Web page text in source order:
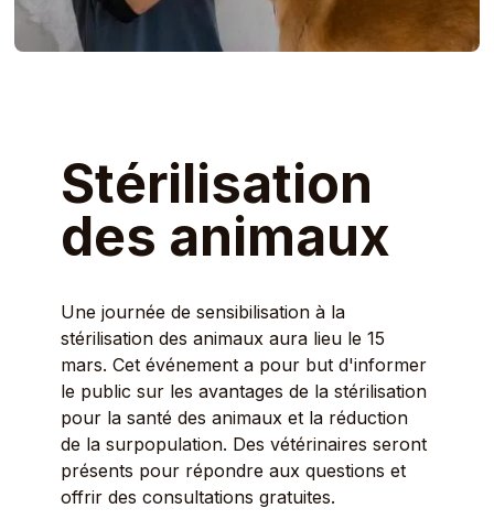
Stérilisation
des animaux
Une journée de sensibilisation à la
stérilisation des animaux aura lieu le 15
mars. Cet événement a pour but d'informer
le public sur les avantages de la stérilisation
pour la santé des animaux et la réduction
de la surpopulation. Des vétérinaires seront
présents pour répondre aux questions et
offrir des consultations gratuites.